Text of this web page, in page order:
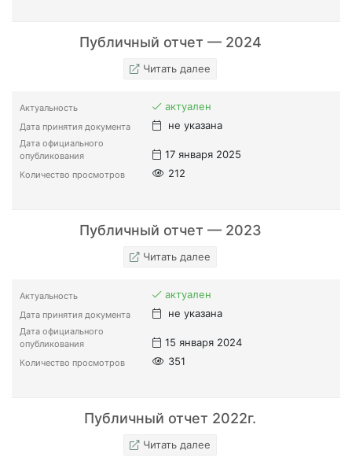
Публичный отчет — 2024
Читать далее
Актуальность актуален
Дата принятия документа не указана
Дата официального
опубликования
17 января 2025
Количество просмотров 212
Публичный отчет — 2023
Читать далее
Актуальность актуален
Дата принятия документа не указана
Дата официального
опубликования
15 января 2024
Количество просмотров 351
Публичный отчет 2022г.
Читать далее